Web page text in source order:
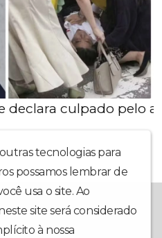
declara culpado pelo
tecnologias para
possamos lembrar de
usa o site. Ao
site será considerado
à nossa
informação, música e utilidade
primeiro lugar. Conte com a